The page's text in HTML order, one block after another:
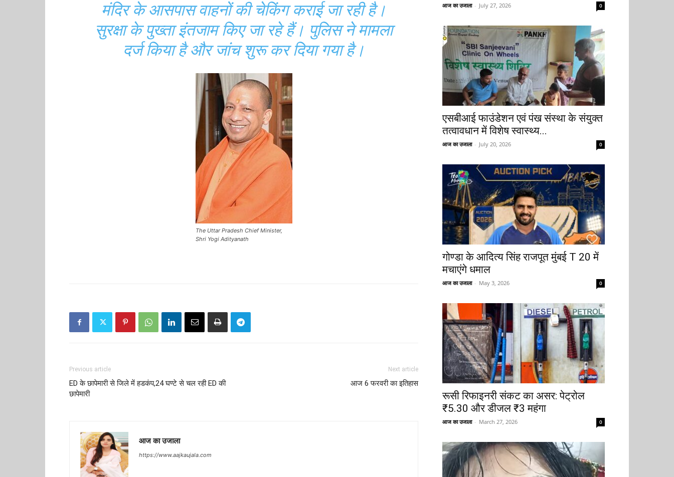
मंदिर के आसपास वाहनों की चेकिंग कराई जा रही है।
सुरक्षा के पुख्ता इंतजाम किए जा रहे हैं। पुलिस ने मामला
दर्ज किया है और जांच शुरू कर दिया गया है।
The Uttar Pradesh Chief Minister,
Shri Yogi Adityanath
Previous article
ED के छापेमारी से जिले में हडकंप,24 घण्टे से चल रही ED की
छापेमारी
Next article
आज 6 फरवरी का इतिहास
आज का उजाला
https://www.aajkaujala.com
आज का उजाला - July 27, 2026 0
एसबीआई फाउंडेशन एवं पंख संस्था के संयुक्त
तत्वावधान में विशेष स्वास्थ्य...
आज का उजाला - July 20, 2026 0
गोण्डा के आदित्य सिंह राजपूत मुंबई T 20 में
मचाएंगे धमाल
आज का उजाला - May 3, 2026 0
रूसी रिफाइनरी संकट का असर: पेट्रोल
₹5.30 और डीजल ₹3 महंगा
आज का उजाला - March 27, 2026 0